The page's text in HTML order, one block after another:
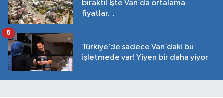
bıraktı! İşte Van’da ortalama
fiyatlar…
Türkiye’de sadece Van’daki bu
işletmede var! Yiyen bir daha yiyor
6